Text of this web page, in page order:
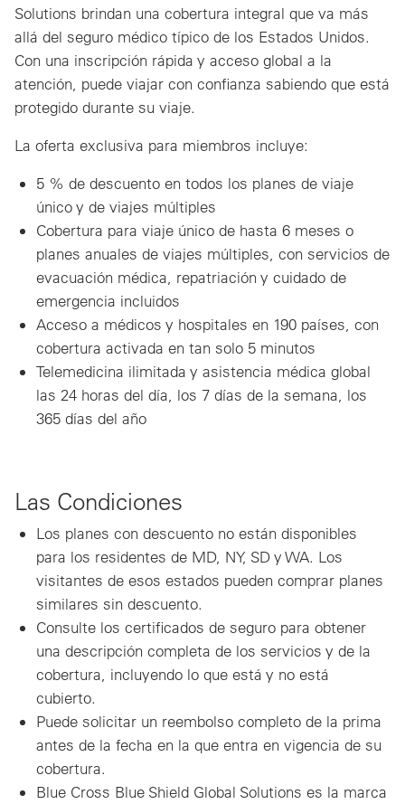
Solutions brindan una cobertura integral que va más
allá del seguro médico típico de los Estados Unidos.
Con una inscripción rápida y acceso global a la
atención, puede viajar con confianza sabiendo que está
protegido durante su viaje.
La oferta exclusiva para miembros incluye:
5 % de descuento en todos los planes de viaje
único y de viajes múltiples
Cobertura para viaje único de hasta 6 meses o
planes anuales de viajes múltiples, con servicios de
evacuación médica, repatriación y cuidado de
emergencia incluidos
Acceso a médicos y hospitales en 190 países, con
cobertura activada en tan solo 5 minutos
Telemedicina ilimitada y asistencia médica global
las 24 horas del día, los 7 días de la semana, los
365 días del año
Las Condiciones
Los planes con descuento no están disponibles
para los residentes de MD, NY, SD y WA. Los
visitantes de esos estados pueden comprar planes
similares sin descuento.
Consulte los certificados de seguro para obtener
una descripción completa de los servicios y de la
cobertura, incluyendo lo que está y no está
cubierto.
Puede solicitar un reembolso completo de la prima
antes de la fecha en la que entra en vigencia de su
cobertura.
Blue Cross Blue Shield Global Solutions es la marca